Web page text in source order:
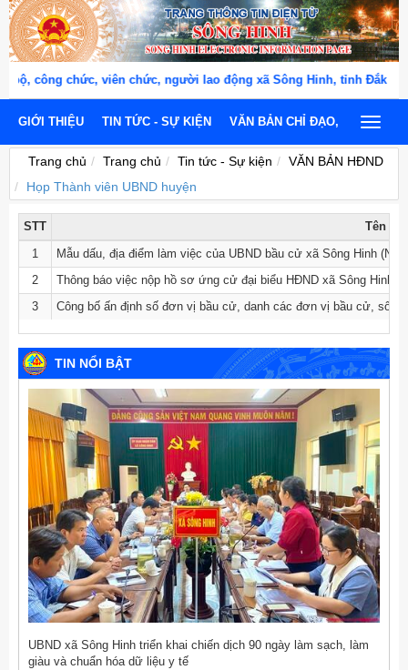
công chức, viên chức, người lao động xã Sông Hinh, tỉnh Đắk Lắk
GIỚI THIỆU TIN TỨC - SỰ KIỆN VĂN BẢN CHỈ ĐẠO, ĐIỀU HÀNH
Toggle
Trang chủ Trang chủ Tin tức - Sự kiện
VĂN BẢN HĐND
Họp Thành viên UBND huyện
STT
Tên
1
Mẫu dấu, địa điểm làm việc của UBND bầu cử xã Sông Hinh
2
Thông báo việc nộp hồ sơ ứng cử đại biểu HĐND xã Sông Hinh,
3
Công bố ấn định số đơn vị bầu cử, danh các đơn vị bầu cử, số
TIN NỔI BẬT
UBND xã Sông Hinh triển khai chiến dịch 90 ngày làm sạch, làm
giàu và chuẩn hóa dữ liệu y tế